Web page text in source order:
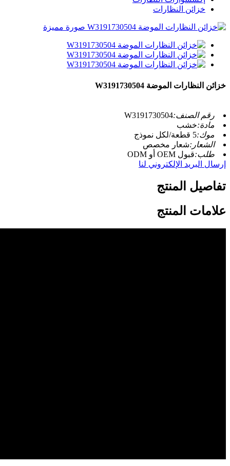
خزائن النظارات
خزائن النظارات الموضة W3191730504
رقم الصنف:W3191730504
مادة:خشب
موك:5 قطعة/لكل نموذج
الشعار:شعار مخصص
طلب:قبول OEM أو ODM
إرسال البريد الإلكتروني لنا
تفاصيل المنتج
علامات المنتج